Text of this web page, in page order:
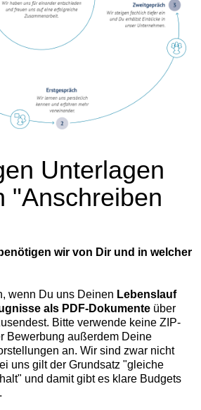
Unterlagen
"Anschreiben
wir von Dir und in welcher
wenn Du uns Deinen Lebenslauf
als PDF-Dokumente über
Bitte verwende keine ZIP-
Bewerbung außerdem Deine
an. Wir sind zwar nicht
uns gilt der Grundsatz "gleiche
und damit gibt es klare Budgets